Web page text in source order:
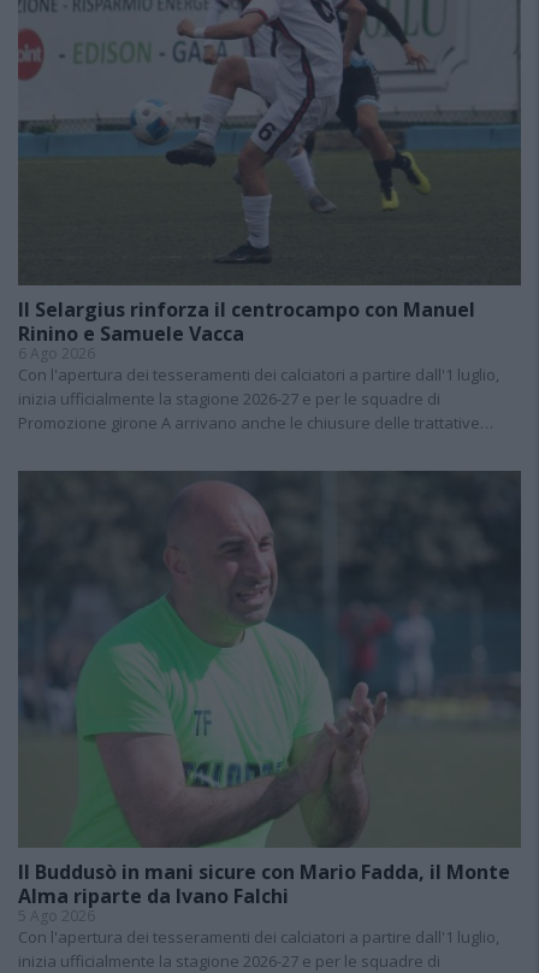
Il Selargius rinforza il centrocampo con Manuel
Rinino e Samuele Vacca
6 Ago 2026
Con l'apertura dei tesseramenti dei calciatori a partire dall'1 luglio,
inizia ufficialmente la stagione 2026-27 e per le squadre di
Promozione girone A arrivano anche le chiusure delle trattative…
Il Buddusò in mani sicure con Mario Fadda, il Monte
Alma riparte da Ivano Falchi
5 Ago 2026
Con l'apertura dei tesseramenti dei calciatori a partire dall'1 luglio,
inizia ufficialmente la stagione 2026-27 e per le squadre di